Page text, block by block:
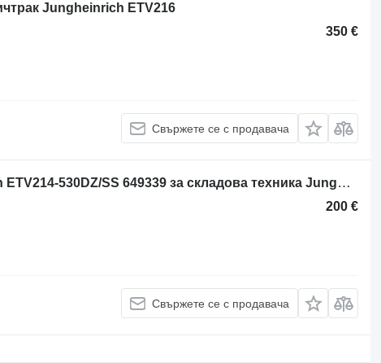
Jungheinrich ETV216
350 €
Свържете се с продавача
Блок за управление Jungheinrich ETV214-530DZ/SS 649339 за складова техника Jungheinrich ETV214-530DZ/SS
200 €
Свържете се с продавача